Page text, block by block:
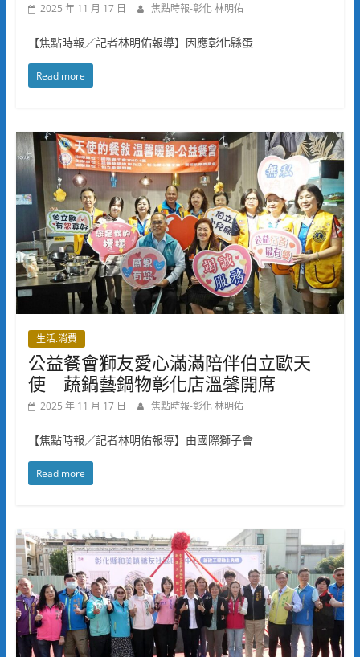
2025 年 11 月 17 日 焦點時報-彰化 林明佑
【焦點時報／記者林明佑報導】因應彰化縣蛋
Read more
生活.消費
公益餐會獅友愛心滿滿陪伴伯立歐天
使 蔬鍋藝鍋物彰化店溫馨開席
2025 年 11 月 17 日 焦點時報-彰化 林明佑
【焦點時報／記者林明佑報導】由國際獅子會
Read more